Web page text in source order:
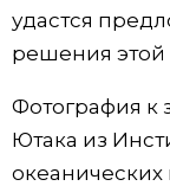
удастся
решения
Фотография к
Ютака из
океанических